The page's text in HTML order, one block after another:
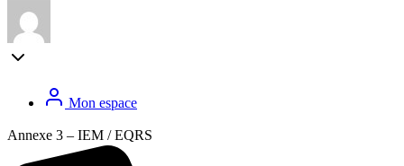
Mon espace
Annexe 3 – IEM / EQRS